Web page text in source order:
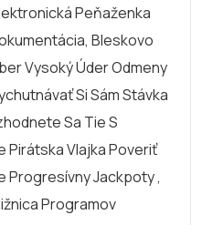
Peňaženka
Bleskovo
Vysoký Úder Odmeny
Si Sám Stávka
Sa Tie S
Pirátska Vlajka Poveriť
Progresívny Jackpoty ,
Programov